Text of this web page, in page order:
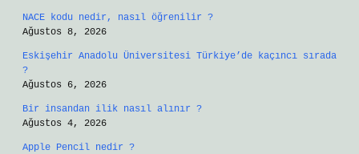
NACE kodu nedir, nasıl öğrenilir ?
Ağustos 8, 2026
Eskişehir Anadolu Üniversitesi Türkiye’de kaçıncı sırada
?
Ağustos 6, 2026
Bir insandan ilik nasıl alınır ?
Ağustos 4, 2026
Apple Pencil nedir ?